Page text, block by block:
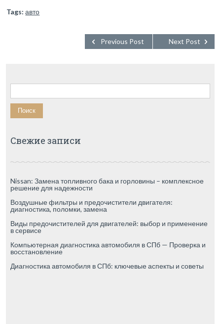
Tags: авто
Next Post
Previous Post
Найти:
Свежие записи
Nissan: Замена топливного бака и горловины – комплексное
решение для надежности
Воздушные фильтры и предочистители двигателя:
диагностика, поломки, замена
Виды предочистителей для двигателей: выбор и применение
в сервисе
Компьютерная диагностика автомобиля в СПб — Проверка и
восстановление
Диагностика автомобиля в СПб: ключевые аспекты и советы